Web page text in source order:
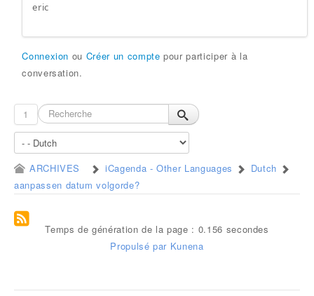
eric
Connexion ou Créer un compte pour participer à la
conversation.
1
ARCHIVES iCagenda - Other Languages
Dutch
aanpassen datum volgorde?
Temps de génération de la page : 0.156 secondes
Propulsé par Kunena